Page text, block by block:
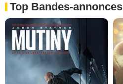
Top Bandes-annonces